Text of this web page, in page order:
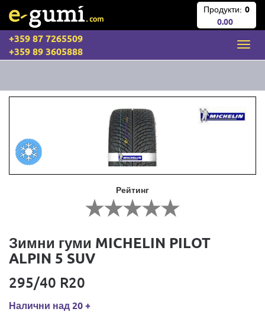
Продукти: 0
0.00
+359 87 7265509
+359 89 3605888
Рейтинг
Зимни гуми MICHELIN PILOT
ALPIN 5 SUV
295/40 R20
Налични над 20 +